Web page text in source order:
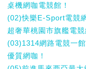
桌機網咖電競館！
(02)快樂E-Sport電競
超奢華桃園市旗艦電競
(03)1314網路電競一
優質網咖！